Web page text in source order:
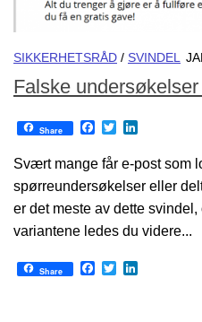
SIKKERHETSRÅD / SVINDEL
Falske
Share Facebook
Twitter
Svært mange får e-post som
spørreundersøkelser eller
er det meste av dette
variantene ledes du videre...
Share Facebook
Twitter